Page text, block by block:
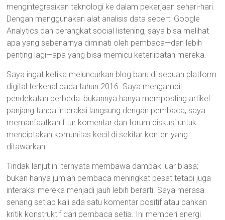
mengintegrasikan teknologi ke dalam pekerjaan sehari-hari.
Dengan menggunakan alat analisis data seperti Google
Analytics dan perangkat social listening, saya bisa melihat
apa yang sebenarnya diminati oleh pembaca—dan lebih
penting lagi—apa yang bisa memicu keterlibatan mereka.
Saya ingat ketika meluncurkan blog baru di sebuah platform
digital terkenal pada tahun 2016. Saya mengambil
pendekatan berbeda: bukannya hanya memposting artikel
panjang tanpa interaksi langsung dengan pembaca, saya
memanfaatkan fitur komentar dan forum diskusi untuk
menciptakan komunitas kecil di sekitar konten yang
ditawarkan.
Tindak lanjut ini ternyata membawa dampak luar biasa;
bukan hanya jumlah pembaca meningkat pesat tetapi juga
interaksi mereka menjadi jauh lebih berarti. Saya merasa
senang setiap kali ada satu komentar positif atau bahkan
kritik konstruktif dari pembaca setia. Ini memberi energi